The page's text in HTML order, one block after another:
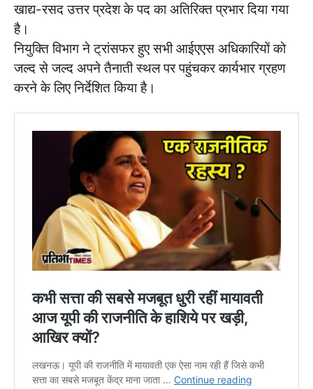
खाद्य-रसद उत्तर प्रदेश के पद का अतिरिक्त प्रभार दिया गया
है।
नियुक्ति विभाग ने ट्रांसफर हुए सभी आईएएस अधिकारियों को
जल्द से जल्द अपने तैनाती स्थल पर पहुंचकर कार्यभार ग्रहण
करने के लिए निर्देशित किया है।